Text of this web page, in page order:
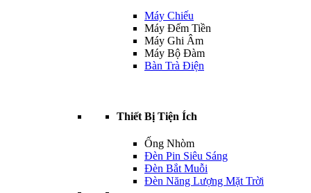
Máy Chiếu
Máy Đếm Tiền
Máy Ghi Âm
Máy Bộ Đàm
Bàn Trà Điện
Thiết Bị Tiện Ích
Ống Nhòm
Đèn Pin Siêu Sáng
Đèn Bắt Muỗi
Đèn Năng Lượng Mặt Trời